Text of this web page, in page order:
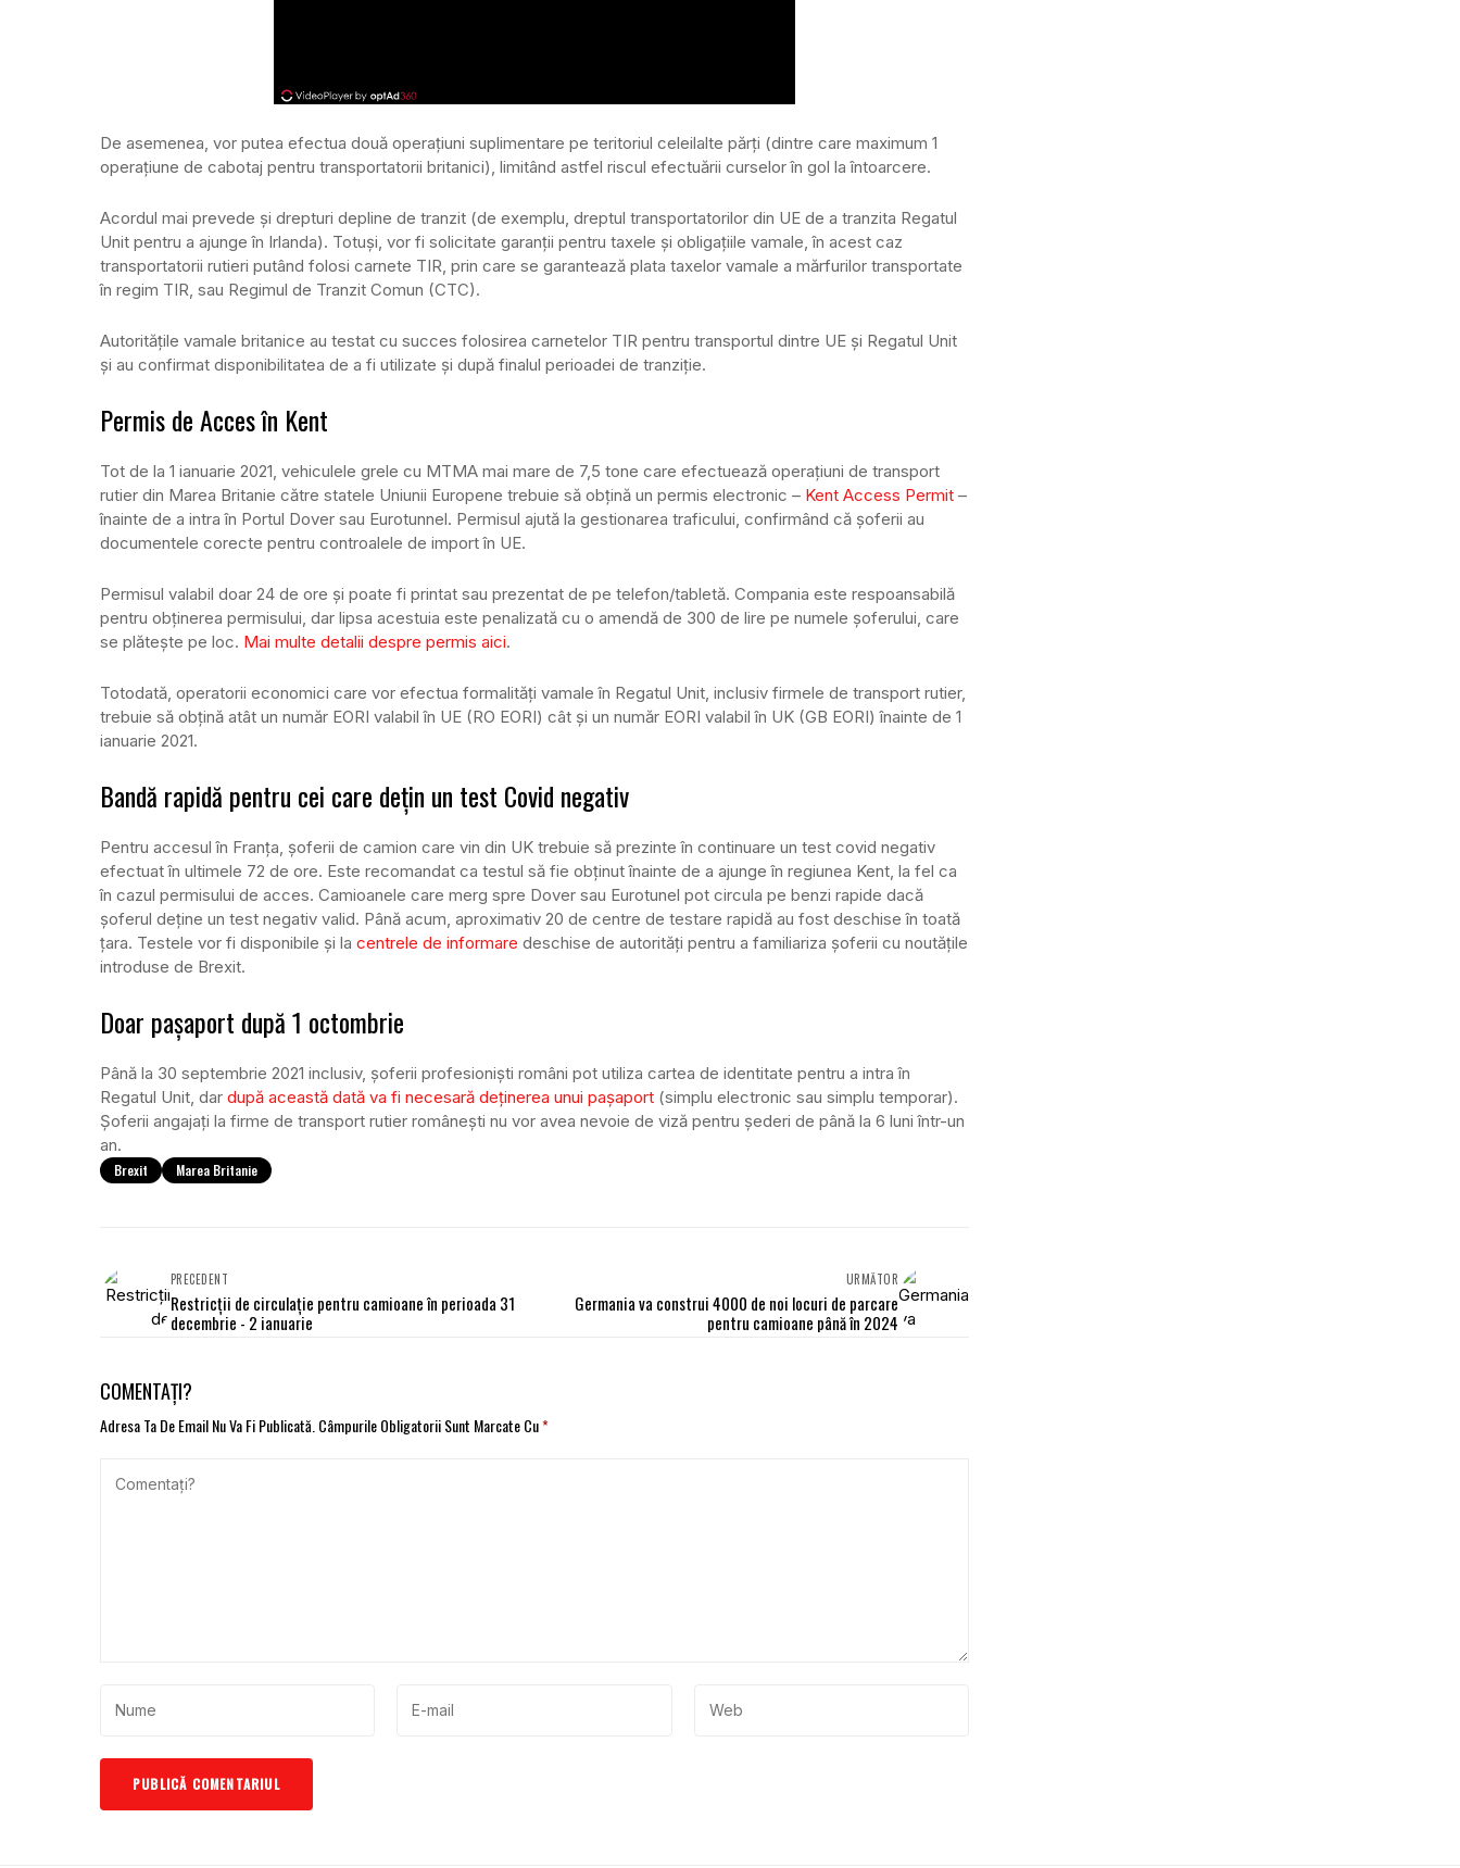
De asemenea, vor putea efectua două operațiuni suplimentare pe teritoriul celeilalte părți (dintre care maximum 1
operațiune de cabotaj pentru transportatorii britanici), limitând astfel riscul efectuării curselor în gol la întoarcere.
Acordul mai prevede și drepturi depline de tranzit (de exemplu, dreptul transportatorilor din UE de a tranzita Regatul
Unit pentru a ajunge în Irlanda). Totuși, vor fi solicitate garanții pentru taxele și obligațiile vamale, în acest caz
transportatorii rutieri putând folosi carnete TIR, prin care se garantează plata taxelor vamale a mărfurilor transportate
în regim TIR, sau Regimul de Tranzit Comun (CTC).
Autoritățile vamale britanice au testat cu succes folosirea carnetelor TIR pentru transportul dintre UE și Regatul Unit
și au confirmat disponibilitatea de a fi utilizate și după finalul perioadei de tranziție.
Permis de Acces în Kent
Tot de la 1 ianuarie 2021, vehiculele grele cu MTMA mai mare de 7,5 tone care efectuează operațiuni de transport
rutier din Marea Britanie către statele Uniunii Europene trebuie să obțină un permis electronic – Kent Access Permit –
înainte de a intra în Portul Dover sau Eurotunnel. Permisul ajută la gestionarea traficului, confirmând că șoferii au
documentele corecte pentru controalele de import în UE.
Permisul valabil doar 24 de ore și poate fi printat sau prezentat de pe telefon/tabletă. Compania este respoansabilă
pentru obținerea permisului, dar lipsa acestuia este penalizată cu o amendă de 300 de lire pe numele șoferului, care
se plătește pe loc. Mai multe detalii despre permis aici.
Totodată, operatorii economici care vor efectua formalități vamale în Regatul Unit, inclusiv firmele de transport rutier,
trebuie să obțină atât un număr EORI valabil în UE (RO EORI) cât și un număr EORI valabil în UK (GB EORI) înainte de 1
ianuarie 2021.
Bandă rapidă pentru cei care dețin un test Covid negativ
Pentru accesul în Franța, șoferii de camion care vin din UK trebuie să prezinte în continuare un test covid negativ
efectuat în ultimele 72 de ore. Este recomandat ca testul să fie obținut înainte de a ajunge în regiunea Kent, la fel ca
în cazul permisului de acces. Camioanele care merg spre Dover sau Eurotunel pot circula pe benzi rapide dacă
șoferul deține un test negativ valid. Până acum, aproximativ 20 de centre de testare rapidă au fost deschise în toată
țara. Testele vor fi disponibile și la centrele de informare deschise de autorități pentru a familiariza șoferii cu noutățile
introduse de Brexit.
Doar pașaport după 1 octombrie
Până la 30 septembrie 2021 inclusiv, șoferii profesioniști români pot utiliza cartea de identitate pentru a intra în
Regatul Unit, dar după această dată va fi necesară deținerea unui pașaport (simplu electronic sau simplu temporar).
Șoferii angajați la firme de transport rutier românești nu vor avea nevoie de viză pentru șederi de până la 6 luni într-un
an.
Brexit Marea Britanie
PRECEDENT
Restricții de circulație pentru camioane în perioada 31
decembrie - 2 ianuarie
URMĂTOR
Germania va construi 4000 de noi locuri de parcare
pentru camioane până în 2024
COMENTAȚI?
Adresa Ta De Email Nu Va Fi Publicată. Câmpurile Obligatorii Sunt Marcate Cu*